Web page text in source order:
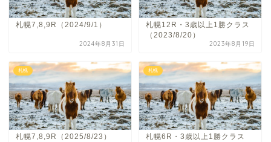
札幌7,8,9R（2024/9/1）
2024年8月31日
札幌12R・3歳以上1勝クラス
（2023/8/20）
2023年8月19日
札幌
札幌7,8,9R（2025/8/23）
札幌
札幌6R・3歳以上1勝クラス